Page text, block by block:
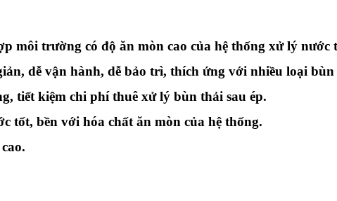
môi trường có độ ăn mòn cao của hệ thống xử lý nước
dễ vận hành, dễ bảo trì, thích ứng với nhiều loại bùn
tiết kiệm chi phí thuê xử lý bùn thải sau ép.
tốt, bền với hóa chất ăn mòn của hệ thống.